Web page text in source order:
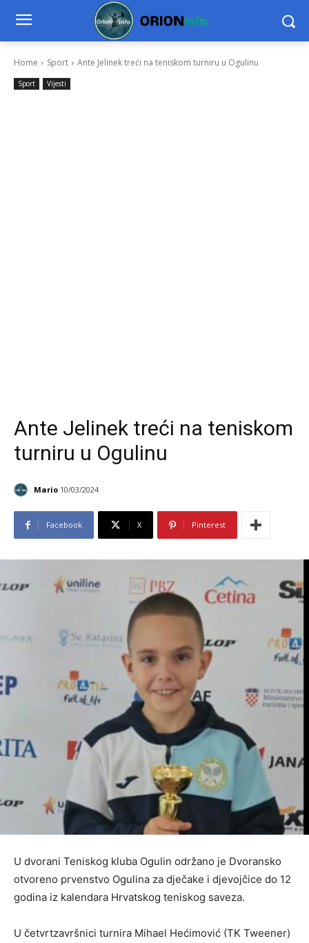
Home Sport Ante Jelinek treći na teniskom turniru u Ogulinu
Sport Vijesti
Ante Jelinek treći na teniskom
turniru u Ogulinu
Mario 10/03/2024
Facebook X Pinterest
U dvorani Teniskog kluba Ogulin održano je Dvoransko
otvoreno prvenstvo Ogulina za dječake i djevojčice do 12
godina iz kalendara Hrvatskog teniskog saveza.
U četvrtzavršnici turnira Mihael Hećimović (TK Tweener)